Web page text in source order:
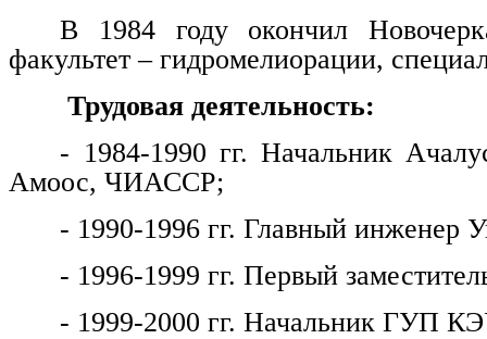
В 1984 году окончил
факультет – гидромелиорации,
Трудовая деятельность:
- 1984-1990 гг. Начальник
Амоос, ЧИАССР;
- 1990-1996 гг. Главный
- 1996-1999 гг. Первый
- 1999-2000 гг. Начальник ГУП